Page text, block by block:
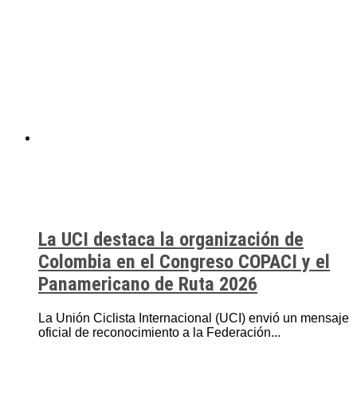
La UCI destaca la organización de
Colombia en el Congreso COPACI y el
Panamericano de Ruta 2026
La Unión Ciclista Internacional (UCI) envió un mensaje
oficial de reconocimiento a la Federación...